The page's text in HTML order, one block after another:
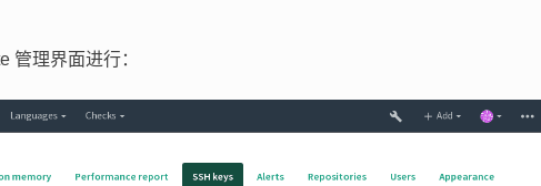
管理界面进行：